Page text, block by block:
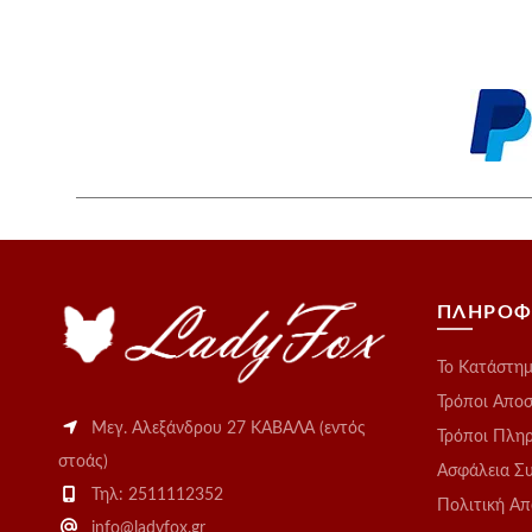
Μεγ. Αλεξάνδρου 27 ΚΑΒΑΛΑ (εντός
στοάς)
Τηλ: 2511112352
info@ladyfox.gr
Το
Τρόποι
Τρόποι
Ασφάλεια
Πολιτική